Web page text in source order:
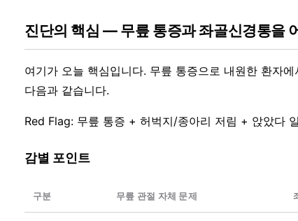
진단의 핵심 — 무릎 통증과 좌골신경통을
여기가 오늘 핵심입니다. 무릎 통증으로 내원한 환자
다음과 같습니다.
Red Flag: 무릎 통증 + 허벅지/종아리 저림 + 앉았다
감별 포인트
구분 무릎 관절 자체 문제